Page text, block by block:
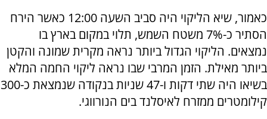
כאמור, שיא הליקוי היה סביב השעה 12:00 כאשר הירח
הסתיר כ-7% משטח השמש, תלוי במקום בארץ בו
נמצאים. הליקוי הגדול ביותר נראה מקרית שמונה והקטן
ביותר מאילת. הזמן המרבי שבו נראה ליקוי החמה המלא
בשיאו היה שתי דקות ו-47 שניות בנקודה שנמצאת כ-300
קילומטרים ממזרח לאיסלנד בים הנורווגי.